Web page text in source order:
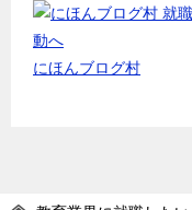
にほんブログ村